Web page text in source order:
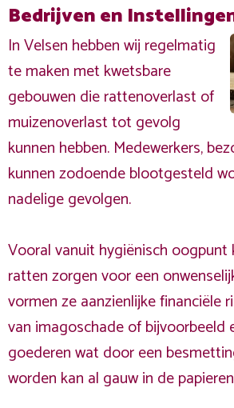
Bedrijven en
In Velsen hebben wij regelmatig
te maken met kwetsbare
gebouwen die rattenoverlast of
muizenoverlast tot gevolg
kunnen hebben. Medewerkers,
kunnen zodoende blootgesteld
nadelige gevolgen.
Vooral vanuit hygiënisch oogpunt
ratten zorgen voor een
vormen ze aanzienlijke financiële
van imagoschade of bijvoorbeeld
goederen wat door een
worden kan al gauw in de